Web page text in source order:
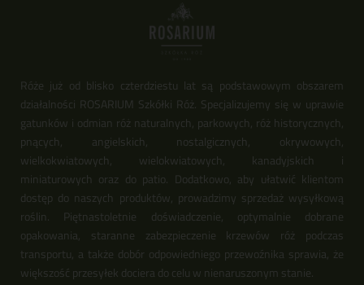
Róże już od blisko czterdziestu lat są podstawowym obszarem
działalności ROSARIUM Szkółki Róż. Specjalizujemy się w uprawie
gatunków i odmian róż naturalnych, parkowych, róż historycznych,
pnących, angielskich, nostalgicznych, okrywowych,
wielkokwiatowych, wielokwiatowych, kanadyjskich i
miniaturowych oraz do patio. Dodatkowo, aby ułatwić klientom
dostęp do naszych produktów, prowadzimy sprzedaż wysyłkową
roślin. Piętnastoletnie doświadczenie, optymalnie dobrane
opakowania, staranne zabezpieczenie krzewów róż podczas
transportu, a także dobór odpowiedniego przewoźnika sprawia, że
większość przesyłek dociera do celu w nienaruszonym stanie.